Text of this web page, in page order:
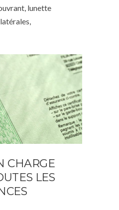
lunette
CHARGE
LES